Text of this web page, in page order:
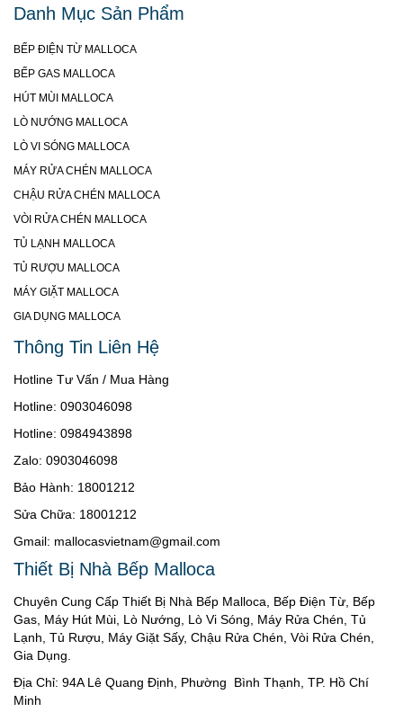
Danh Mục Sản Phẩm
BẾP ĐIỆN TỪ MALLOCA
BẾP GAS MALLOCA
HÚT MÙI MALLOCA
LÒ NƯỚNG MALLOCA
LÒ VI SÓNG MALLOCA
MÁY RỬA CHÉN MALLOCA
CHẬU RỬA CHÉN MALLOCA
VÒI RỬA CHÉN MALLOCA
TỦ LẠNH MALLOCA
TỦ RƯỢU MALLOCA
MÁY GIẶT MALLOCA
GIA DỤNG MALLOCA
Thông Tin Liên Hệ
Hotline Tư Vấn / Mua Hàng
Hotline: 0903046098
Hotline: 0984943898
Zalo: 0903046098
Bảo Hành: 18001212
Sửa Chữa: 18001212
Gmail: mallocasvietnam@gmail.com
Thiết Bị Nhà Bếp Malloca
Chuyên Cung Cấp Thiết Bị Nhà Bếp Malloca, Bếp Điện Từ, Bếp
Gas, Máy Hút Mùi, Lò Nướng, Lò Vi Sóng, Máy Rửa Chén, Tủ
Lạnh, Tủ Rượu, Máy Giặt Sấy, Chậu Rửa Chén, Vòi Rửa Chén,
Gia Dụng.
Địa Chỉ: 94A Lê Quang Định, Phường Bình Thạnh, TP. Hồ Chí
Minh